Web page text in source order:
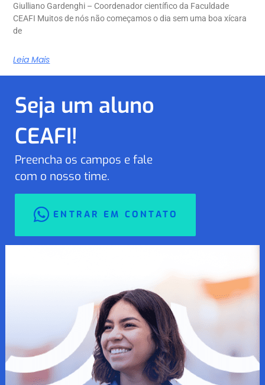
Giulliano Gardenghi – Coordenador científico da Faculdade
CEAFI Muitos de nós não começamos o dia sem uma boa xícara
de
Leia Mais
Seja um aluno
CEAFI!
Preencha os campos e fale
com o nosso time.
ENTRAR EM CONTATO